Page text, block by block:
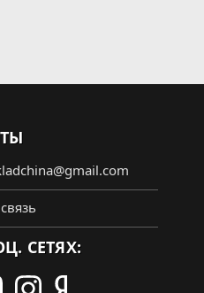
СЕТЯХ: